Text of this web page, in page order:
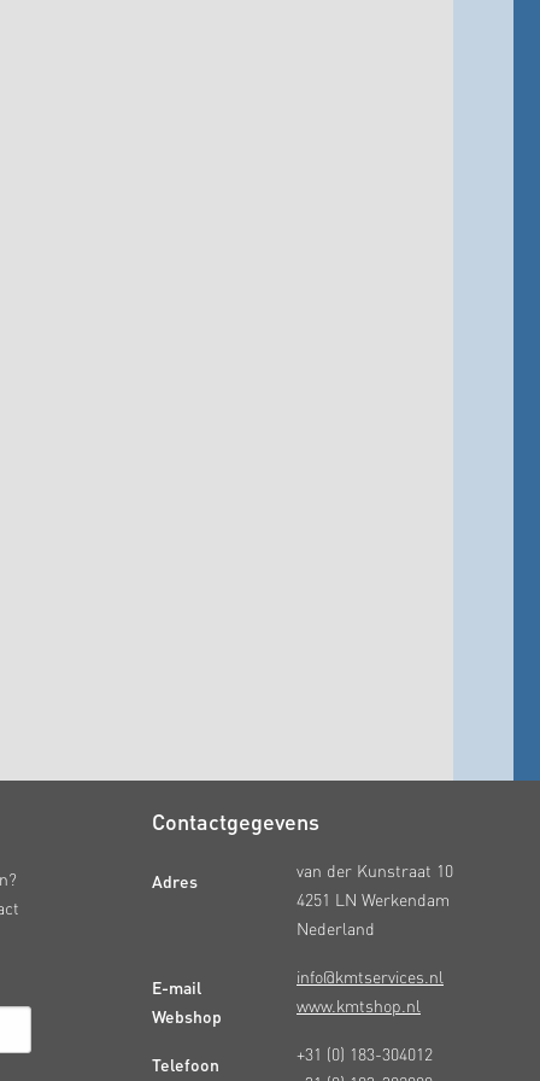
Contactgegevens
Adres
E-mail
Webshop
Telefoon
van der Kunstraat 10
4251 LN Werkendam
Nederland
info@kmtservices.nl
www.kmtshop.nl
+31 (0) 183-304012